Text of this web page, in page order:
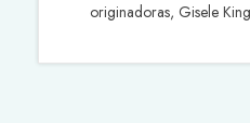
originadoras, Gisele